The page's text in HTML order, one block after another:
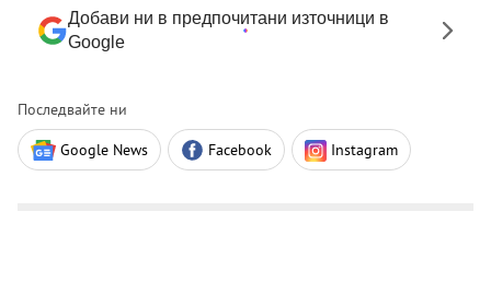
Добави ни в предпочитани източници в
Google
Последвайте ни
Google News Facebook Instagram